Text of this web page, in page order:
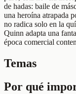
de hadas: baile de
una heroína atrapada
no radica solo en la
Quinn adapta una
época comercial
Temas
Por qué